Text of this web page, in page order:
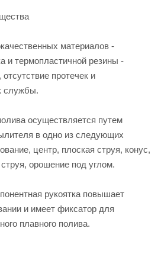
материалов -
и термопластичной резины -
отсутствие протечек и
службы.
осуществляется путем
в одно из следующих
центр, плоская струя, конус,
орошение под углом.
рукоятка повышает
и имеет фиксатор для
плавного полива.